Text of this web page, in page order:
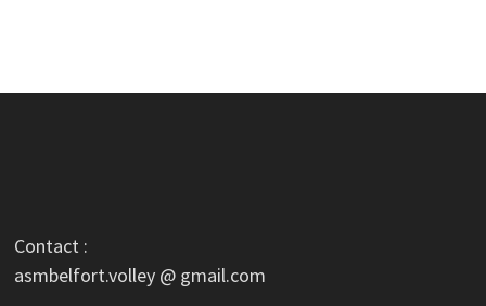
Contact :
asmbelfort.volley @ gmail.com